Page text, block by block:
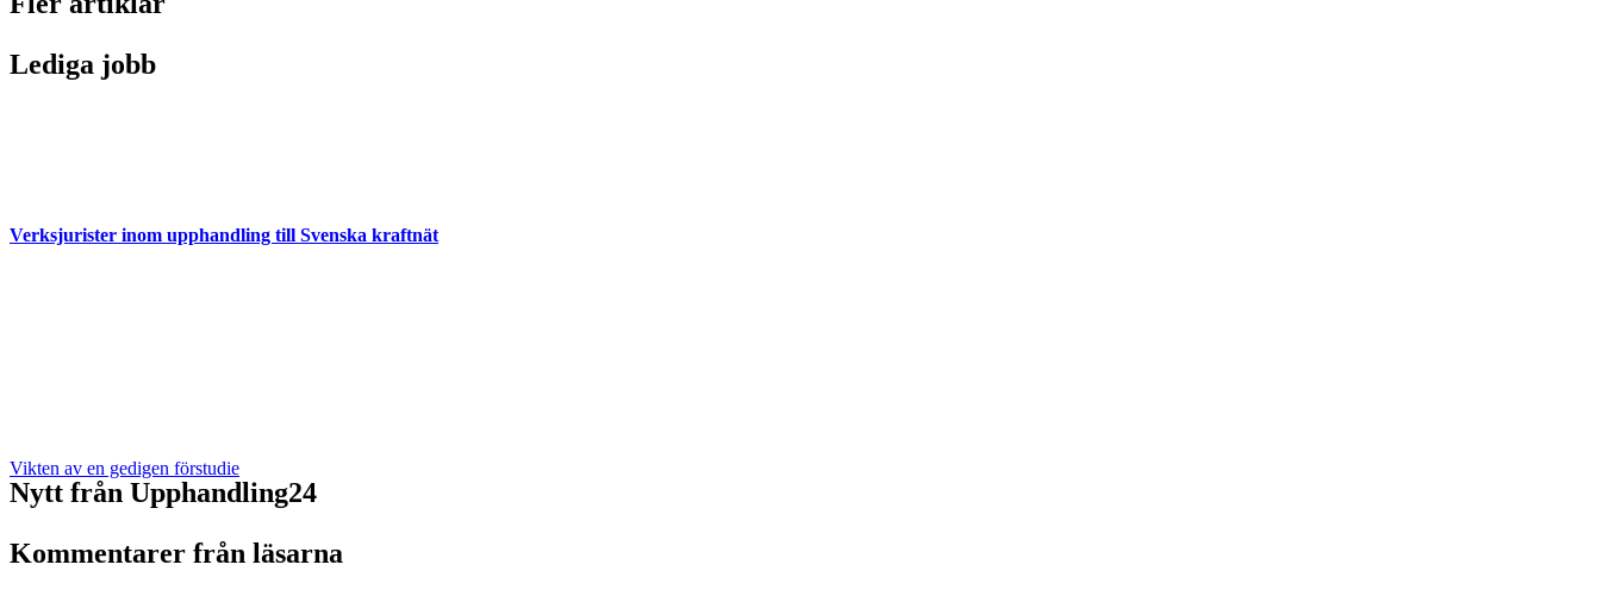
Lediga jobb
Verksjurister inom upphandling till Svenska kraftnät
Vikten av en gedigen förstudie
Nytt från Upphandling24
Kommentarer från läsarna